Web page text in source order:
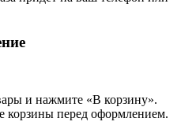
и нажмите «В корзину».
корзины перед оформлением.